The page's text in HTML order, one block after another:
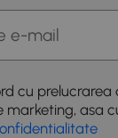
cu
marketing, asa